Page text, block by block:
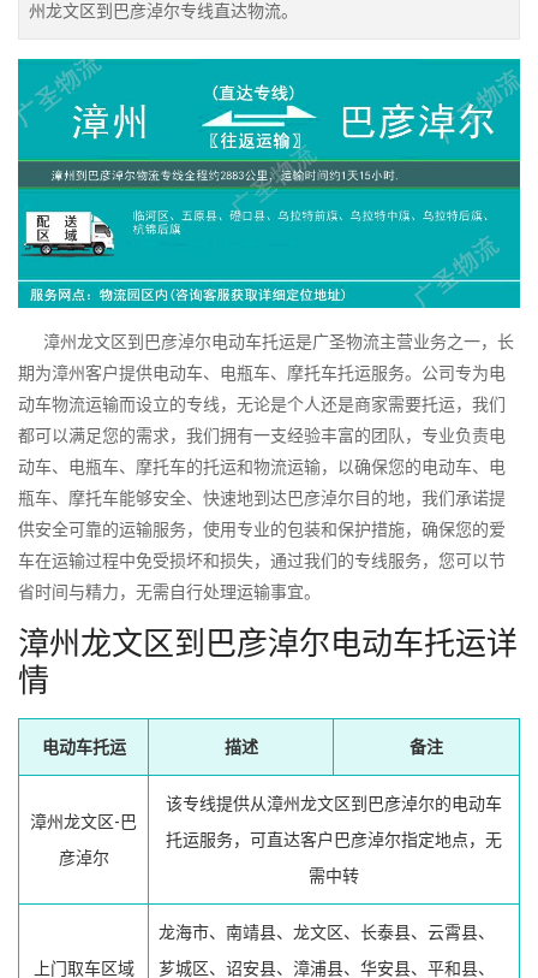
州龙文区到巴彦淖尔专线直达物流。
漳州龙文区到巴彦淖尔电动车托运是广圣物流主营业务之一，长
期为漳州客户提供电动车、电瓶车、摩托车托运服务。公司专为电
动车物流运输而设立的专线，无论是个人还是商家需要托运，我们
都可以满足您的需求，我们拥有一支经验丰富的团队，专业负责电
动车、电瓶车、摩托车的托运和物流运输，以确保您的电动车、电
瓶车、摩托车能够安全、快速地到达巴彦淖尔目的地，我们承诺提
供安全可靠的运输服务，使用专业的包装和保护措施，确保您的爱
车在运输过程中免受损坏和损失，通过我们的专线服务，您可以节
省时间与精力，无需自行处理运输事宜。
漳州龙文区到巴彦淖尔电动车托运详
情
电动车托运 描述 备注
漳州龙文区-巴
彦淖尔
该专线提供从漳州龙文区到巴彦淖尔的电动车
托运服务，可直达客户巴彦淖尔指定地点，无
需中转
上门取车区域
龙海市、南靖县、龙文区、长泰县、云霄县、
芗城区、诏安县、漳浦县、华安县、平和县、